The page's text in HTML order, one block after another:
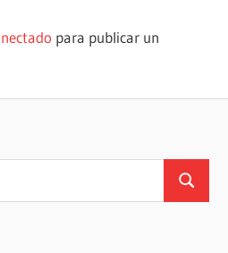
para publicar un
Buscar